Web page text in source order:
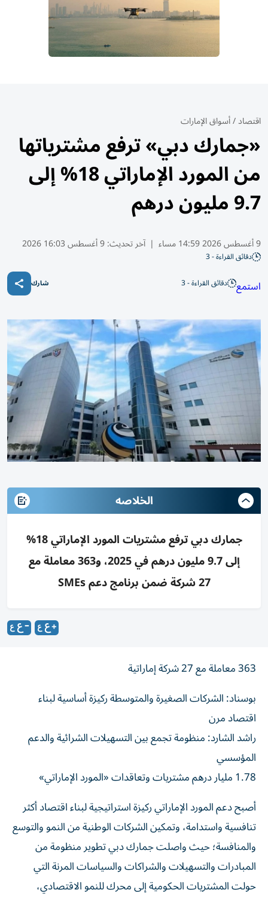
اقتصاد/أسواق الإمارات
«جمارك دبي» ترفع مشترياتها
من المورد الإماراتي 18% إلى
9.7 مليون درهم
9 أغسطس 2026 14:59 مساء | آخر تحديث:9 أغسطس 16:03 2026
دقائق القراءة - 3
استمع دقائق القراءة - 3 شارك
الخلاصه
جمارك دبي ترفع مشتريات المورد الإماراتي 18%
إلى 9.7 مليون درهم في 2025، و363 معاملة مع
27 شركة ضمن برنامج دعم SMEs
363 معاملة مع 27 شركة إماراتية
بوسناد: الشركات الصغيرة والمتوسطة ركيزة أساسية لبناء
اقتصاد مرن
راشد الشارد: منظومة تجمع بين التسهيلات الشرائية والدعم
المؤسسي
1.78 مليار درهم مشتريات وتعاقدات «المورد الإماراتي»
أصبح دعم المورد الإماراتي ركيزة استراتيجية لبناء اقتصاد أكثر
تنافسية واستدامة، وتمكين الشركات الوطنية من النمو والتوسع
والمنافسة؛ حيث واصلت جمارك دبي تطوير منظومة من
المبادرات والتسهيلات والشراكات والسياسات المرنة التي
حولت المشتريات الحكومية إلى محرك للنمو الاقتصادي،